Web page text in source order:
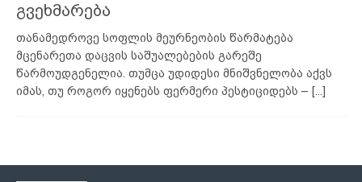
გვეხმარება
თანამედროვე სოფლის მეურნეობის წარმატება
მცენარეთა დაცვის საშუალებების გარეშე
წარმოუდგენელია. თუმცა უდიდესი მნიშვნელობა აქვს
იმას, თუ როგორ იყენებს ფერმერი პესტიციდებს – [...]